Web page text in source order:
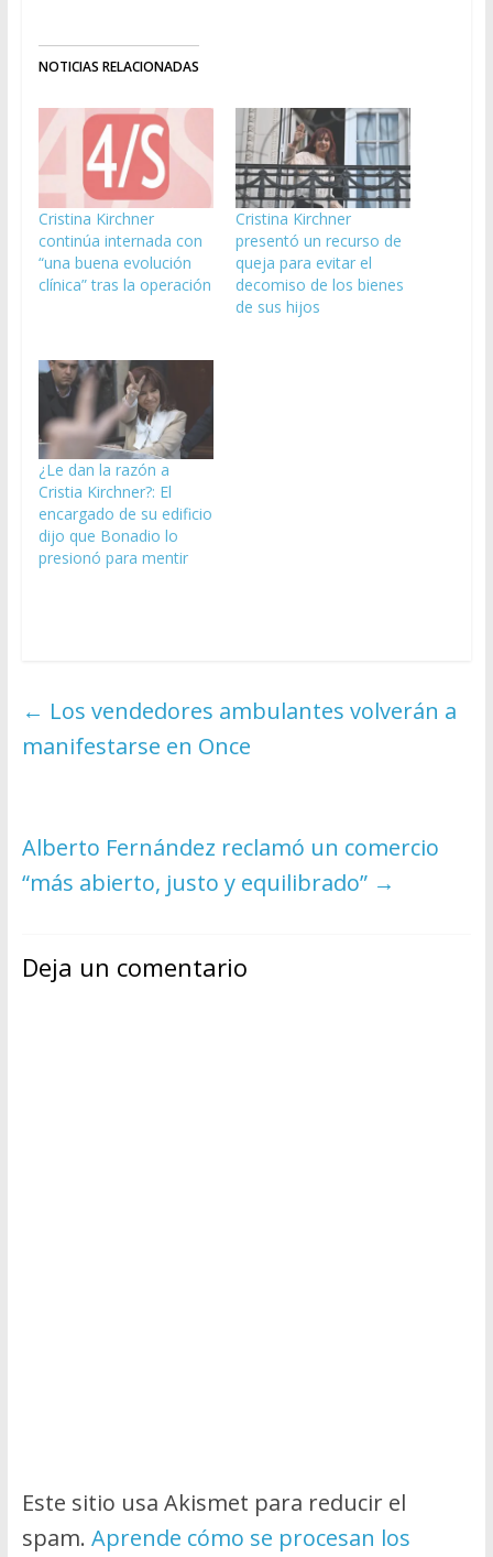
NOTICIAS RELACIONADAS
Cristina Kirchner
continúa internada con
“una buena evolución
clínica” tras la operación
Cristina Kirchner
presentó un recurso de
queja para evitar el
decomiso de los bienes
de sus hijos
¿Le dan la razón a
Cristia Kirchner?: El
encargado de su edificio
dijo que Bonadio lo
presionó para mentir
← Los vendedores ambulantes volverán a
manifestarse en Once
Alberto Fernández reclamó un comercio
“más abierto, justo y equilibrado” →
Deja un comentario
Este sitio usa Akismet para reducir el
spam. Aprende cómo se procesan los